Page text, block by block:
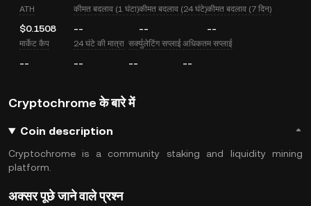
ATH
$0.1508
कीमत बदलाव (1 घंटा)
--
कीमत बदलाव (24 घंटे)
--
कीमत बदलाव (7 दिन)
--
मार्केट कैप
--
24 घंटे की मात्रा
--
सर्क्युलेटिंग सप्लाई
--
अधिकतम सप्लाई
--
Cryptochrome के बारे में
Coin description
Cryptochrome is a community staking and liquidity mining
platform.
अक्सर पूछे जाने वाले प्रश्न